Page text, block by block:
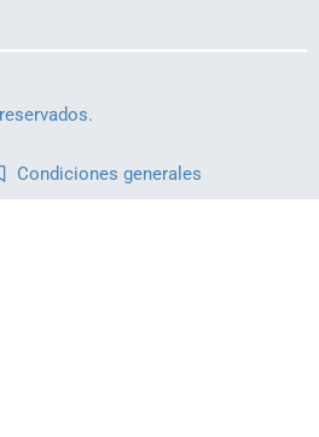
Condiciones generales